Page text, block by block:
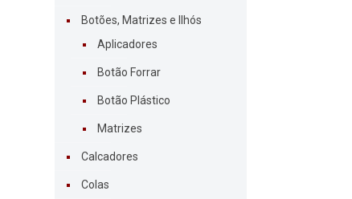
Botões, Matrizes e Ilhós
Aplicadores
Botão Forrar
Botão Plástico
Matrizes
Calcadores
Colas